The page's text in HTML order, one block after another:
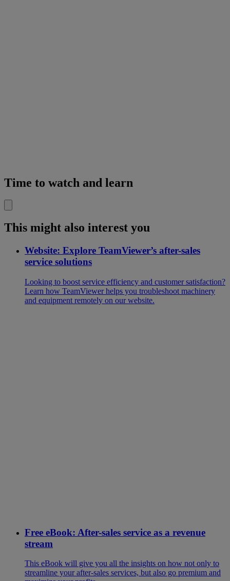
Time to watch and learn
This might also interest you
Website: Explore TeamViewer’s after-sales
service solutions
Looking to boost service efficiency and customer satisfaction?
Learn how TeamViewer helps you troubleshoot machinery
and equipment remotely on our website.
Free eBook: After-sales service as a revenue
stream
This eBook will give you all the insights on how not only to
streamline your after-sales services, but also go premium and